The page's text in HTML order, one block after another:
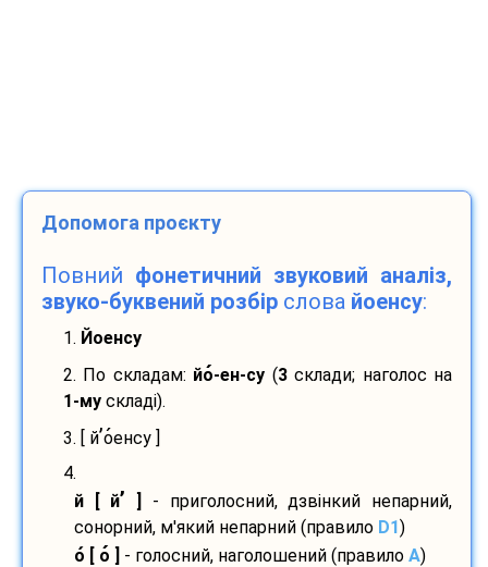
Допомога проєкту
Повний фонетичний звуковий аналіз,
звуко-буквений розбір слова йоенсу:
1. Йоенсу
2. По складам: йо-ен-су (3склади; наголос на
1-му складі).
3. [ й’оенсу ]
4.
й [ й’
- приголосний, дзвінкий непарний,
сонорний, м'який непарний (правило D1)
о [ о - голосний, наголошений (правило A)